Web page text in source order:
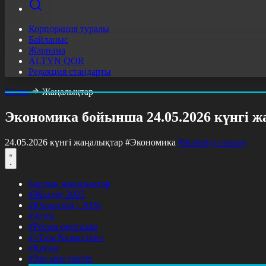
Корпорация туралы
Байланыс
Жарнама
ALTYN QOR
Редакция стандарты
Басты
Жаңалықтар
Экономика бойынша 24.05.2026 күнгі
24.05.2026 күнгі жаңалықтар #Экономика Фильтрді тазалау
Барлық жаңалықтар
#Жолдау 2025
#Құрылтай - 2026
#Апта
#Ресми оқиғалар
#«Таза Қазақстан»
#Қоғам
#Заң мен тәртіп